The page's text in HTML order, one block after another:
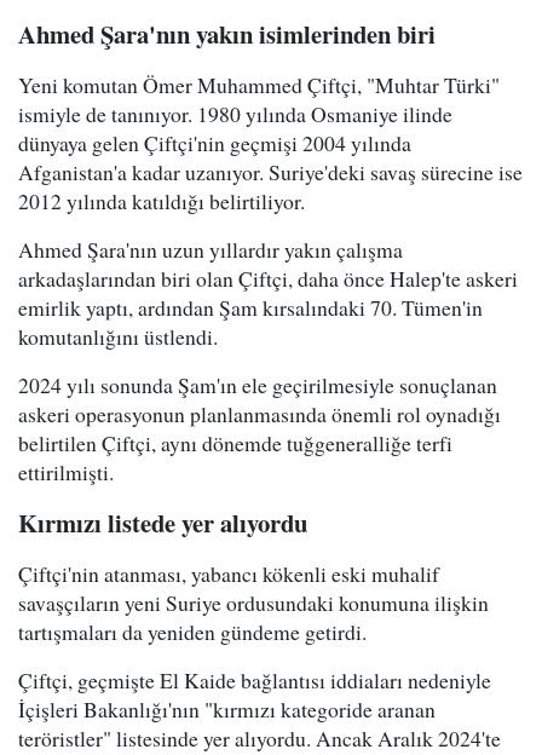
Ahmed Şara'nın yakın isimlerinden biri
Yeni komutan Ömer Muhammed Çiftçi, "Muhtar Türki"
ismiyle de tanınıyor. 1980 yılında Osmaniye ilinde
dünyaya gelen Çiftçi'nin geçmişi 2004 yılında
Afganistan'a kadar uzanıyor. Suriye'deki savaş sürecine ise
2012 yılında katıldığı belirtiliyor.
Ahmed Şara'nın uzun yıllardır yakın çalışma
arkadaşlarından biri olan Çiftçi, daha önce Halep'te askeri
emirlik yaptı, ardından Şam kırsalındaki 70. Tümen'in
komutanlığını üstlendi.
2024 yılı sonunda Şam'ın ele geçirilmesiyle sonuçlanan
askeri operasyonun planlanmasında önemli rol oynadığı
belirtilen Çiftçi, aynı dönemde tuğgeneralliğe terfi
ettirilmişti.
Kırmızı listede yer alıyordu
Çiftçi'nin atanması, yabancı kökenli eski muhalif
savaşçıların yeni Suriye ordusundaki konumuna ilişkin
tartışmaları da yeniden gündeme getirdi.
Çiftçi, geçmişte El Kaide bağlantısı iddiaları nedeniyle
İçişleri Bakanlığı'nın "kırmızı kategoride aranan
teröristler" listesinde yer alıyordu. Ancak Aralık 2024'te